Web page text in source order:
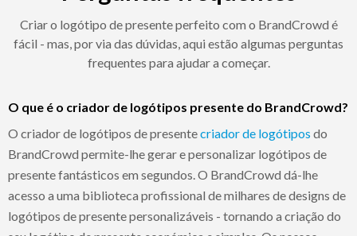
Criar o logótipo de presente perfeito com o BrandCrowd é
fácil - mas, por via das dúvidas, aqui estão algumas perguntas
frequentes para ajudar a começar.
O que é o criador de logótipos presente do BrandCrowd?
O criador de logótipos de presentecriador de logótipos do
BrandCrowd permite-lhe gerar e personalizar logótipos de
presente fantásticos em segundos. O BrandCrowd dá-lhe
acesso a uma biblioteca profissional de milhares de designs de
logótipos de presente personalizáveis - tornando a criação do